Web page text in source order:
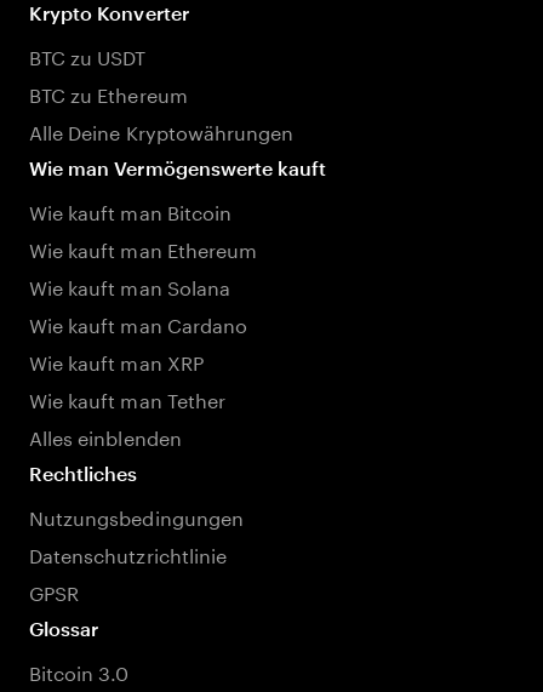
Krypto Konverter
BTC zu USDT
BTC zu Ethereum
Alle Deine Kryptowährungen
Wie man Vermögenswerte kauft
Wie kauft man Bitcoin
Wie kauft man Ethereum
Wie kauft man Solana
Wie kauft man Cardano
Wie kauft man XRP
Wie kauft man Tether
Alles einblenden
Rechtliches
Nutzungsbedingungen
Datenschutzrichtlinie
GPSR
Glossar
Bitcoin 3.0